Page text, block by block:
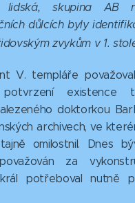
lidská, skupina AB
důlcích byly
zvykům v 1.
V. templáře
existence
doktorkou
archivech, ve
omilostnil. Dnes
za
potřeboval nutně